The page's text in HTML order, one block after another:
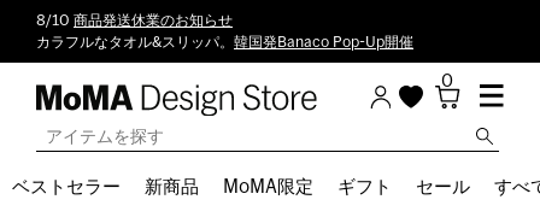
8/10 商品発送休業のお知らせ
カラフルなタオル&スリッパ。 韓国発Banaco Pop-Up開催
0
ベストセラー 新商品 MoMA限定 ギフト セール すべ